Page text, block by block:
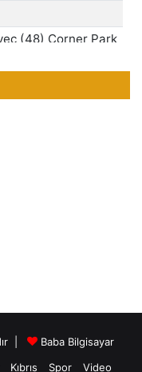
|
Baba Bilgisayar
Kıbrıs Spor Video